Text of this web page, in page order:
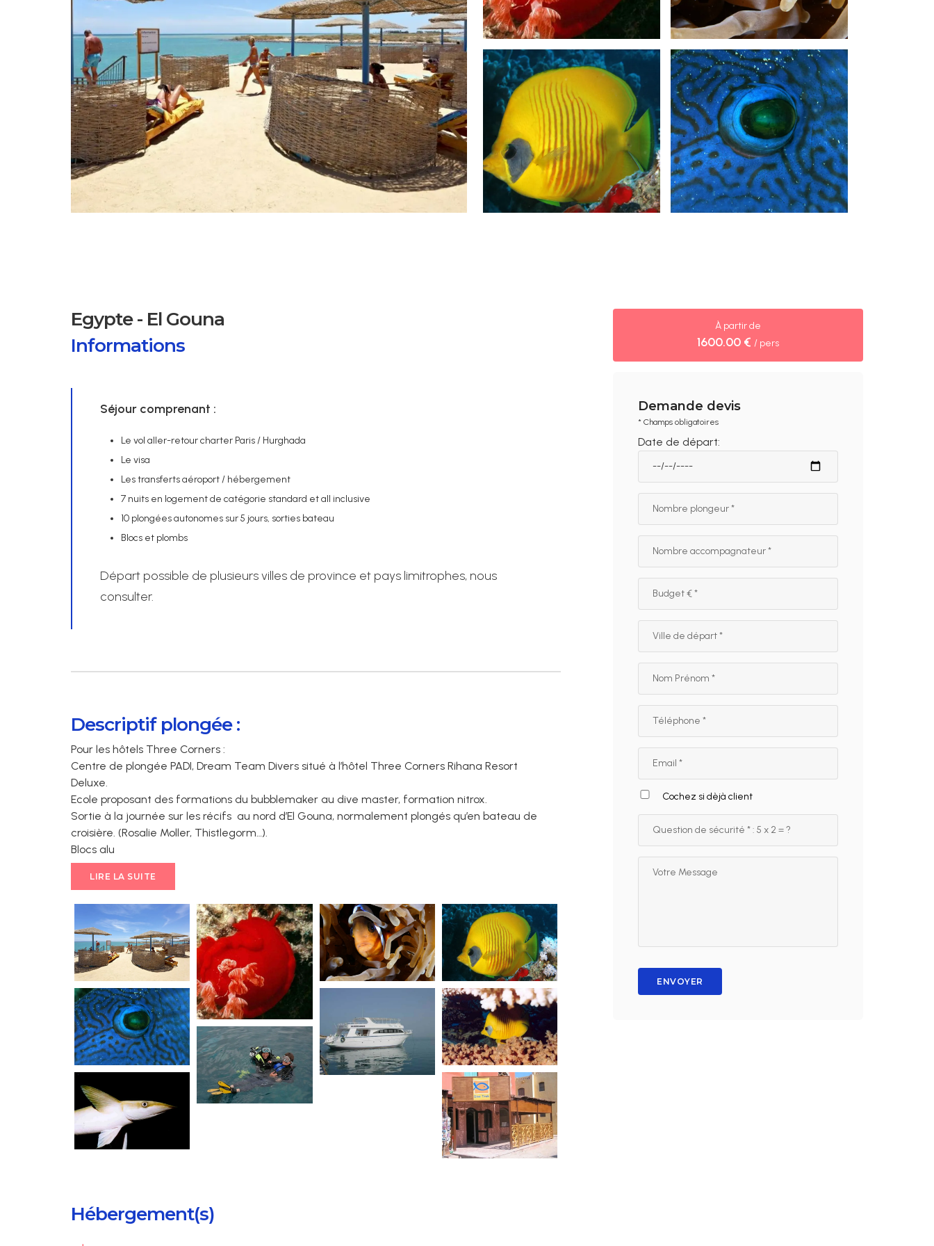
Egypte - El Gouna
Informations
Séjour comprenant :
Le vol aller-retour charter Paris / Hurghada
Le visa
Les transferts aéroport / hébergement
7 nuits en logement de catégorie standard et all inclusive
10 plongées autonomes sur 5 jours, sorties bateau
Blocs et plombs
Départ possible de plusieurs villes de province et pays limitrophes, nous
consulter.
Descriptif plongée :
Pour les hôtels Three Corners :
Centre de plongée PADI, Dream Team Divers situé à l’hôtel Three Corners Rihana Resort
Deluxe.
Ecole proposant des formations du bubblemaker au dive master, formation nitrox.
Sortie à la journée sur les récifs au nord d’El Gouna, normalement plongés qu’en bateau de
croisière. (Rosalie Moller, Thistlegorm…).
Blocs alu
LIRE LA SUITE
Hébergement(s)
À partir de
1600.00 € / pers
Demande devis
* Champs obligatoires
Date de départ:
Cochez si dèjà client
ENVOYER